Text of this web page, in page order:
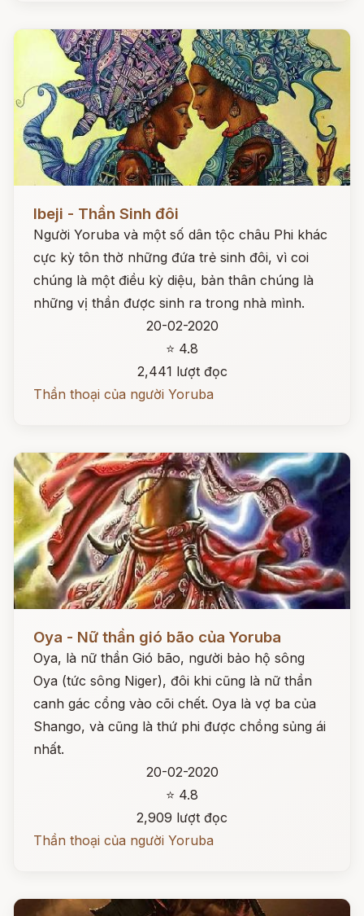
Ibeji - Thần Sinh đôi
Người Yoruba và một số dân tộc châu Phi khác
cực kỳ tôn thờ những đứa trẻ sinh đôi, vì coi
chúng là một điều kỳ diệu, bản thân chúng là
những vị thần được sinh ra trong nhà mình.
20-02-2020
⭐ 4.8
2,441 lượt đọc
Thần thoại của người Yoruba
Oya - Nữ thần gió bão của Yoruba
Oya, là nữ thần Gió bão, người bảo hộ sông
Oya (tức sông Niger), đôi khi cũng là nữ thần
canh gác cổng vào cõi chết. Oya là vợ ba của
Shango, và cũng là thứ phi được chồng sủng ái
nhất.
20-02-2020
⭐ 4.8
2,909 lượt đọc
Thần thoại của người Yoruba